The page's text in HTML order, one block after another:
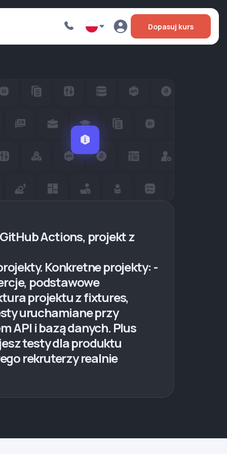
Dopasuj kurs
Actions, projekt z
Konkretne projekty: -
podstawowe
projektu z fixtures,
uruchamiane przy
API i bazą danych. Plus
testy dla produktu
rekruterzy realnie